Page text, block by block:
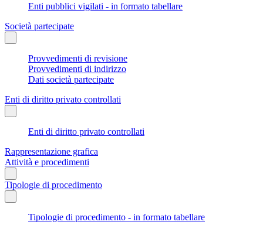
Enti pubblici vigilati - in formato tabellare
Società partecipate
Provvedimenti di revisione
Provvedimenti di indirizzo
Dati società partecipate
Enti di diritto privato controllati
Enti di diritto privato controllati
Rappresentazione grafica
Attività e procedimenti
Tipologie di procedimento
Tipologie di procedimento - in formato tabellare